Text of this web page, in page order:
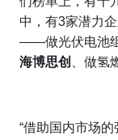
中，有3家潜力
——做光伏电池
海博思创
、做氢
“借助国内市场